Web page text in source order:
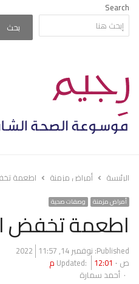
Search
بحث
الرئيسة أمراض مزمنة اطعمة
أمراض مزمنة وصفات صحية
اطعمة تخفض
Published: نوفمبر 14, 2022
11:57
ص
Updated: 12:01 م
Author
أحمد سمارة